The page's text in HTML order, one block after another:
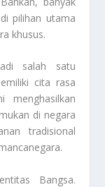
pilihan utama
khusus.
salah satu
cita rasa
menghasilkan
di negara
tradisional
Bangsa.